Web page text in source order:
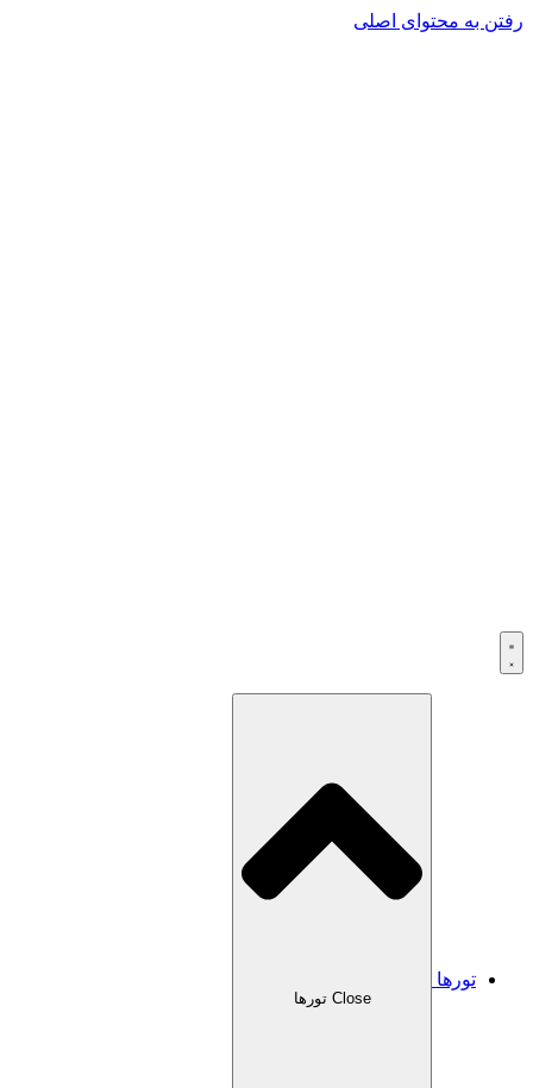
رفتن به محتوای اصلی
تورها
Close تورها